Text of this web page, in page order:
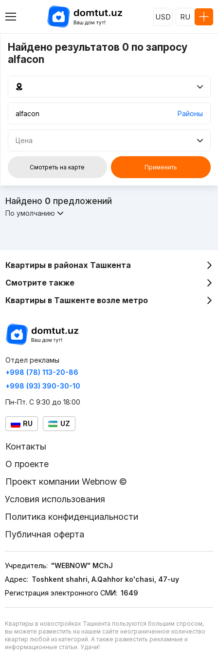
USD RU
Найдено результатов 0 по запросу
alfacon
Районы
Цена
Смотреть на карте Применить
Найдено 0 предложений
По умолчанию
Квартиры в районах Ташкента
Смотрите также
Квартиры в Ташкенте возле метро
Отдел рекламы
+998 (78) 113-20-86
+998 (93) 390-30-10
Пн-Пт. С 9:30 до 18:00
RU UZ
Контакты
О проекте
Проект компании Webnow ©
Условия использования
Политика конфиденциальности
Публичная оферта
Учредитель: "WEBNOW" MChJ
Адрес: Toshkent shahri, A.Qahhor ko'chasi, 47-uy
Регистрация электронного СМИ: 1649
Квартиры в новостройках Ташкента пользуются большим спросом,
вы можете разместить на нашем сайте неограниченное количество
квартир любой из категорий. А также разместить рекламные и
информационные статьи. Удачи!